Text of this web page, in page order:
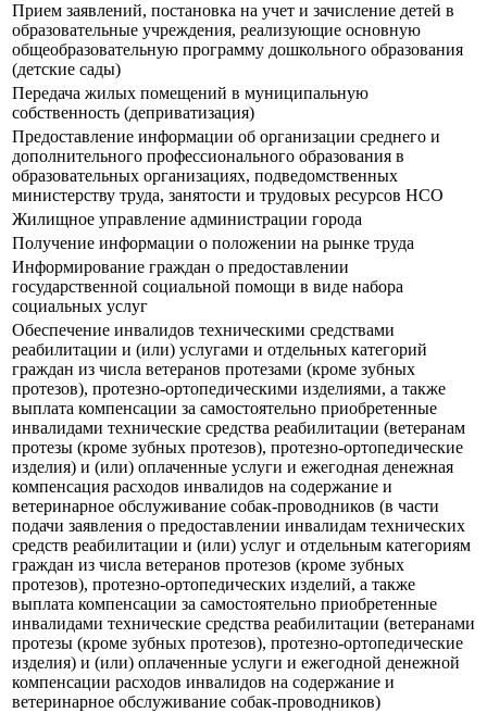
Прием заявлений, постановка на учет и зачисление детей в
образовательные учреждения, реализующие основную
общеобразовательную программу дошкольного образования
(детские сады)
Передача жилых помещений в муниципальную
собственность (деприватизация)
Предоставление информации об организации среднего и
дополнительного профессионального образования в
образовательных организациях, подведомственных
министерству труда, занятости и трудовых ресурсов НСО
Жилищное управление администрации города
Получение информации о положении на рынке труда
Информирование граждан о предоставлении
государственной социальной помощи в виде набора
социальных услуг
Обеспечение инвалидов техническими средствами
реабилитации и (или) услугами и отдельных категорий
граждан из числа ветеранов протезами (кроме зубных
протезов), протезно-ортопедическими изделиями, а также
выплата компенсации за самостоятельно приобретенные
инвалидами технические средства реабилитации (ветеранам
протезы (кроме зубных протезов), протезно-ортопедические
изделия) и (или) оплаченные услуги и ежегодная денежная
компенсация расходов инвалидов на содержание и
ветеринарное обслуживание собак-проводников (в части
подачи заявления о предоставлении инвалидам технических
средств реабилитации и (или) услуг и отдельным категориям
граждан из числа ветеранов протезов (кроме зубных
протезов), протезно-ортопедических изделий, а также
выплата компенсации за самостоятельно приобретенные
инвалидами технические средства реабилитации (ветеранами
протезы (кроме зубных протезов), протезно-ортопедические
изделия) и (или) оплаченные услуги и ежегодной денежной
компенсации расходов инвалидов на содержание и
ветеринарное обслуживание собак-проводников)